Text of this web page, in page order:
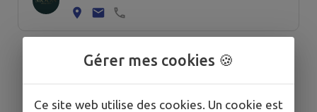
< 1 2 >
Gérer mes cookies 🍪
Ce site web utilise des cookies. Un cookie est